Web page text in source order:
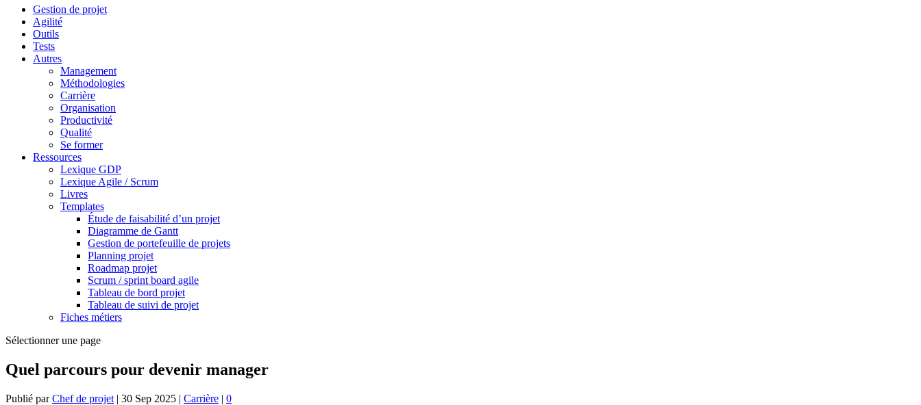
Gestion de projet
Agilité
Outils
Tests
Autres
Management
Méthodologies
Carrière
Organisation
Productivité
Qualité
Se former
Ressources
Lexique GDP
Lexique Agile / Scrum
Livres
Templates
Étude de faisabilité d’un projet
Diagramme de Gantt
Gestion de portefeuille de projets
Planning projet
Roadmap projet
Scrum / sprint board agile
Tableau de bord projet
Tableau de suivi de projet
Fiches métiers
Sélectionner une page
Quel parcours pour devenir manager
Publié parChef de projet | 30 Sep 2025 | Carrière | 0